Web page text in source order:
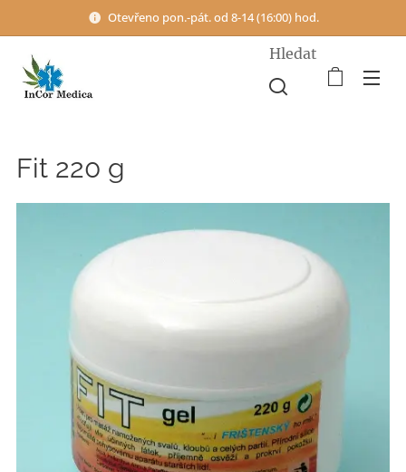
Otevřeno pon.-pát. od 8-14 (16:00) hod.
Hledat
Fit 220 g